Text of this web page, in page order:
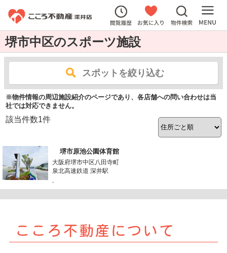
堺市中区のスポーツ施設
スポットを絞り込む
※物件情報の周辺施設紹介のページであり、各店舗への問い合わせは当
社では対応できません。
該当件数1件
堺市原池公園体育館
大阪府堺市中区八田寺町
泉北高速鉄道 深井駅
-